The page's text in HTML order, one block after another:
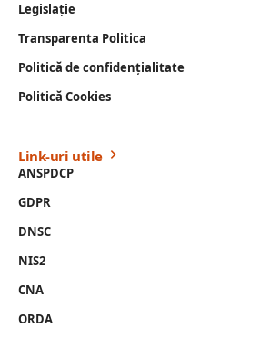
Legislație
Transparenta Politica
Politică de confidențialitate
Politică Cookies
Link-uri utile
ANSPDCP
GDPR
DNSC
NIS2
CNA
ORDA